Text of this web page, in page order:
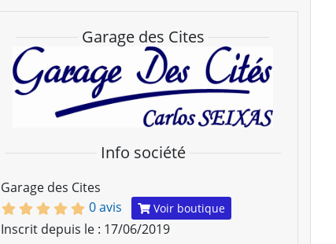
Garage des Cites
Info société
Garage des Cites
0 avis
Voir boutique
Inscrit depuis le : 17/06/2019